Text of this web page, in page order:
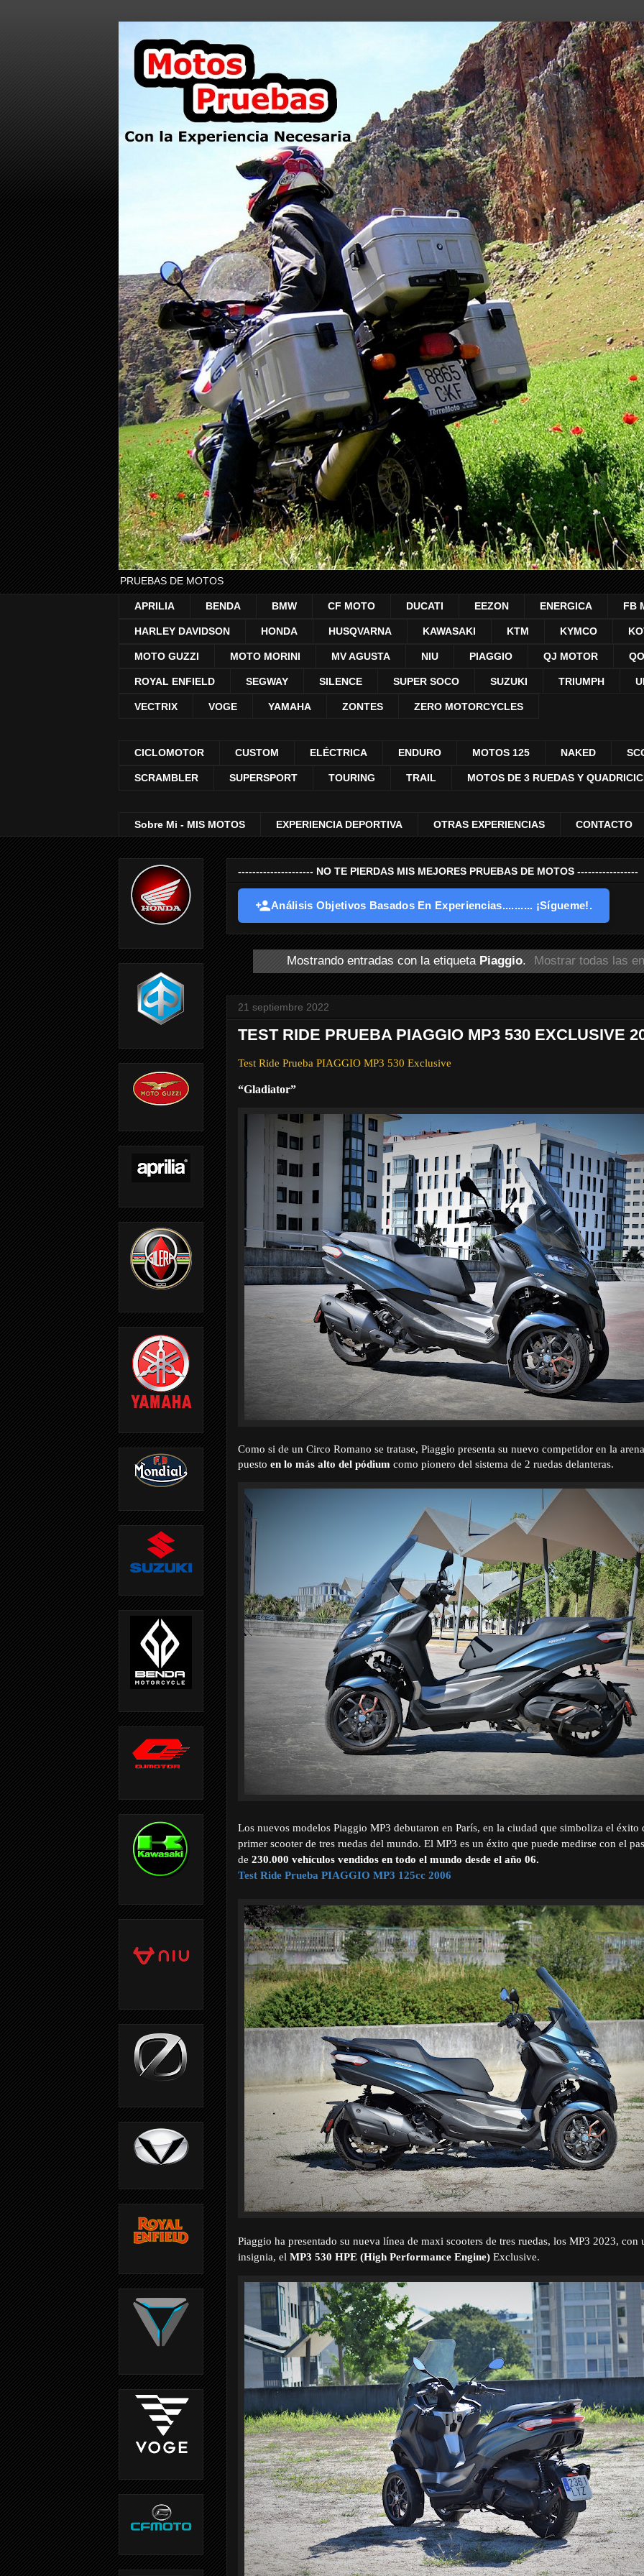
PRUEBAS DE MOTOS
APRILIA BENDA BMW CF MOTO DUCATI EEZON ENERGICA FB
HARLEY DAVIDSON HONDA HUSQVARNA KAWASAKI KTM KYMCO
MOTO GUZZI MOTO MORINI MV AGUSTA NIU PIAGGIO QJ MOTOR
ROYAL ENFIELD SEGWAY SILENCE SUPER SOCO SUZUKI TRIUMPH
VECTRIX VOGE YAMAHA ZONTES ZERO MOTORCYCLES
CICLOMOTOR CUSTOM ELÉCTRICA ENDURO MOTOS 125 NAKED
SCRAMBLER SUPERSPORT TOURING TRAIL MOTOS DE 3 RUEDAS Y
Sobre Mi - MIS MOTOS EXPERIENCIA DEPORTIVA OTRAS EXPERIENCIAS CONTACTO
--------------------- NO TE PIERDAS MIS MEJORES PRUEBAS DE MOTOS -----------------
Análisis Objetivos Basados En Experiencias.......... ¡Sígueme!.
Mostrando entradas con la etiqueta Piaggio. Mostrar todas las
21 septiembre 2022
TEST RIDE PRUEBA PIAGGIO MP3 530 EXCLUSIVE
Test Ride Prueba PIAGGIO MP3 530 Exclusive
“Gladiator”
Como si de un Circo Romano se tratase, Piaggio presenta su nuevo competidor en la
puesto en lo más alto del pódium como pionero del sistema de 2 ruedas delanteras.
Los nuevos modelos Piaggio MP3 debutaron en París, en la ciudad que simboliza el
primer scooter de tres ruedas del mundo. El MP3 es un éxito que puede medirse con el
de 230.000 vehículos vendidos en todo el mundo desde el año 06.
Test Ride Prueba PIAGGIO MP3 125cc 2006
Piaggio ha presentado su nueva línea de maxi scooters de tres ruedas, los MP3 2023, con
insignia, el MP3 530 HPE (High Performance Engine) Exclusive.